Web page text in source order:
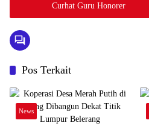
Curhat Guru Honorer
Pos Terkait
News